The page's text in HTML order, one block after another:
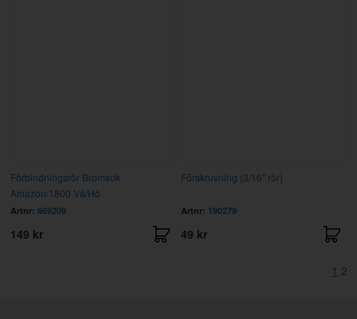
Förbindningsrör Bromsok
Amazon/1800 Vä/Hö
Artnr: 669209
149 kr
Förskruvning (3/16" rör)
Artnr: 190279
49 kr
1 2